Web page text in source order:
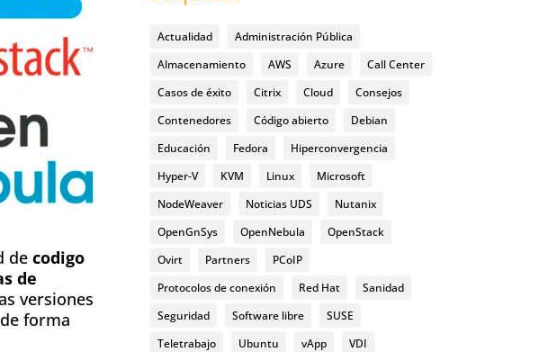
de codigo
de
versiones
forma
Actualidad
Administración Pública
Almacenamiento
AWS Azure
Call Center
Casos de éxito
Citrix Cloud
Consejos
Contenedores
Código abierto
Debian
Educación
Fedora
Hiperconvergencia
Hyper-V
KVM Linux
Microsoft
NodeWeaver
Noticias UDS
Nutanix
OpenGnSys
OpenNebula
OpenStack
Ovirt
Partners
PCoIP
Protocolos de conexión
Red Hat
Sanidad
Seguridad
Software libre
SUSE
Teletrabajo
Ubuntu vApp
VDI